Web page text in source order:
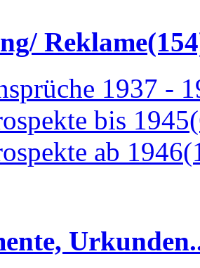
Reklame
1937 -
bis 1945
ab 1946